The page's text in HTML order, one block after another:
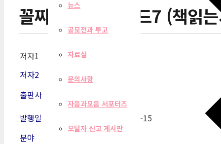
뉴스
공모전과 투고
자료실
문의사항
자음과모음 서포터즈
오탈자 신고 게시판
꼴찌 마녀 밀드레드7 (책읽는
저자1
저자2
출판사
발행일
2022-07-15
분야